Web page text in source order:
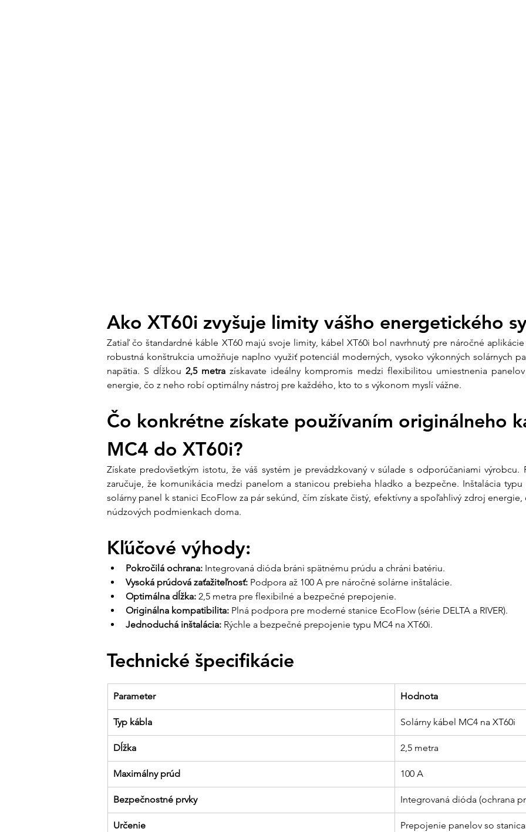
Ako XT60i zvyšuje limity vášho energetického
Zatiaľ čo štandardné káble XT60 majú svoje limity, kábel XT60i bol navrhnutý pre náročné
robustná konštrukcia umožňuje naplno využiť potenciál moderných, vysoko výkonných solárnych
napätia. S dĺžkou 2,5 metra získavate ideálny kompromis medzi flexibilitou umiestnenia
energie, čo z neho robí optimálny nástroj pre každého, kto to s výkonom myslí vážne.
Čo konkrétne získate používaním originálneho
MC4 do XT60i?
Získate predovšetkým istotu, že váš systém je prevádzkovaný v súlade s odporúčaniami
zaručuje, že komunikácia medzi panelom a stanicou prebieha hladko a bezpečne. Inštalácia
solárny panel k stanici EcoFlow za pár sekúnd, čím získate čistý, efektívny a spoľahlivý zdroj
núdzových podmienkach doma.
Kľúčové výhody:
Pokročilá ochrana: Integrovaná dióda bráni spätnému prúdu a chráni batériu.
Vysoká prúdová zaťažiteľnosť: Podpora až 100 A pre náročné solárne inštalácie.
Optimálna dĺžka: 2,5 metra pre flexibilné a bezpečné prepojenie.
Originálna kompatibilita: Plná podpora pre moderné stanice EcoFlow (série DELTA a RIVER).
Jednoduchá inštalácia: Rýchle a bezpečné prepojenie typu MC4 na XT60i.
Technické špecifikácie
Parameter Hodnota
Typ kábla Solárny kábel MC4 na XT60i
Dĺžka 2,5 metra
Maximálny prúd 100 A
Bezpečnostné prvky Integrovaná dióda (ochrana
Určenie Prepojenie panelov so